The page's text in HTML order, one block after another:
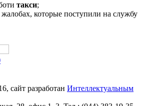
такси;
которые поступили на службу
сайт разработан Интеллектуальным